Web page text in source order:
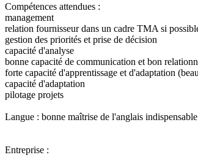
Compétences attendues :
management
relation fournisseur dans un cadre TMA si
gestion des priorités et prise de décision
capacité d'analyse
bonne capacité de communication et bon
forte capacité d'apprentissage et d'adaptation
capacité d'adaptation
pilotage projets
Langue : bonne maîtrise de l'anglais
Entreprise :